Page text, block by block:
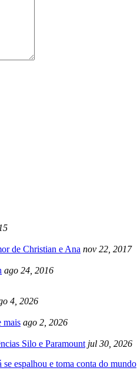
de Christian e Ana nov 22, 2017
ago 24, 2016
4, 2026
mais ago 2, 2026
Silo e Paramount jul 30, 2026
espalhou e toma conta do mundo